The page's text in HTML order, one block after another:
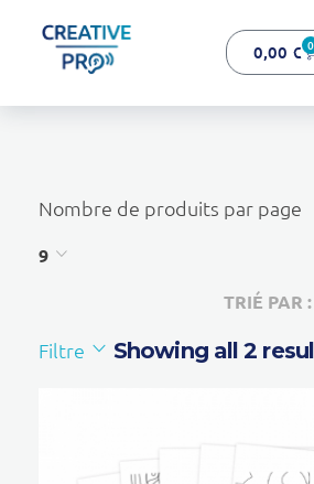
0,00 € 0
Nombre de produits par page
9
TRIÉ PAR :
Filtre Showing all 2